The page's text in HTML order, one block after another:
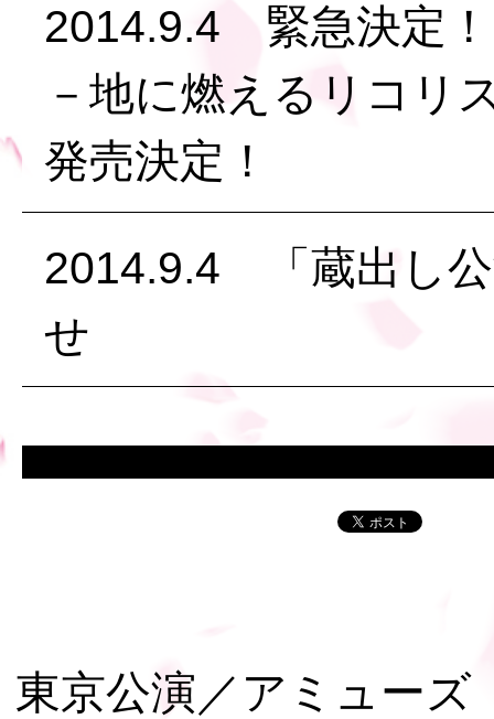
2014.9.4 緊急決定
－地に燃えるリコ
発売決定！
2014.9.4 「蔵出し
せ
東京公演／アミュー